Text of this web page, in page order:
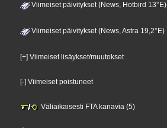
Viimeiset päivitykset (News, Hotbird 13°E)
Viimeiset päivitykset (News, Astra 19,2°E)
[+] Viimeiset lisäykset/muutokset
[-] Viimeiset poistuneet
Väliaikaisesti FTA kanavia (5)